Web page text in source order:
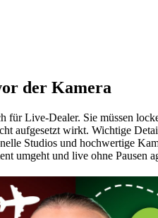
der Kamera
für Live-Dealer. Sie müssen
aufgesetzt wirkt. Wichtige
Studios und hochwertige
umgeht und live ohne Pausen